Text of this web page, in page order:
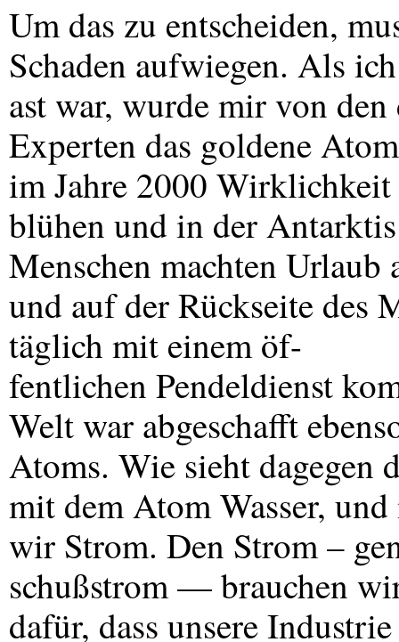
Um das zu entscheiden,
Schaden aufwiegen. Als
ast war, wurde mir von
Experten das goldene
im Jahre 2000
blühen und in der
Menschen machten
und auf der Rückseite des
täglich mit einem öf-
fentlichen Pendeldienst
Welt war abgeschafft
Atoms. Wie sieht
mit dem Atom Wasser,
wir Strom. Den Strom –
schußstrom — brauchen
dafür, dass unsere